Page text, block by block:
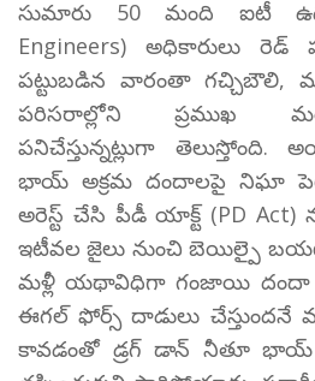
సుమారు 50 మంది ఐటీ
Engineers) అధికారులు రెడ్
పట్టుబడిన వారంతా గచ్చిబౌలి,
పరిసరాల్లోని ప్రముఖ
పనిచేస్తున్నట్లుగా
భాయ్ అక్రమ దందాలపై నిఘా
అరెస్ట్ చేసి పీడీ యాక్ట్ (PD
ఇటీవల జైలు నుంచి బెయిల్పై
మళ్లీ యథావిధిగా గంజాయి దందా
ఈగల్ ఫోర్స్ దాడులు చేస్తుందనే
కావడంతో డ్రగ్ డాన్ నీతూ భాయ్